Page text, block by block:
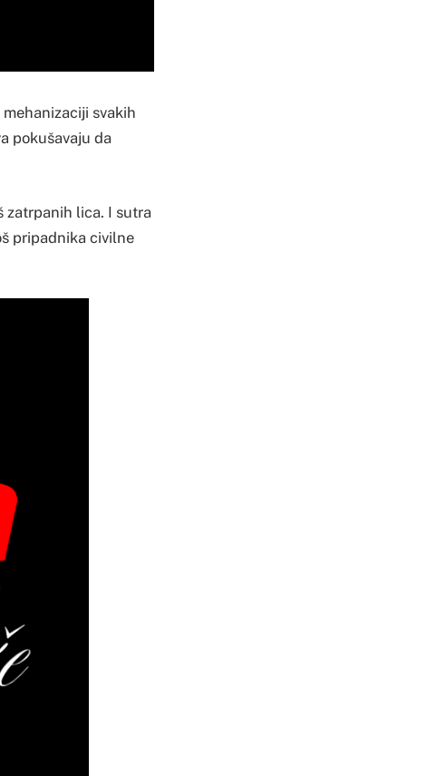
svakih
pokušavaju da
zatrpanih lica. I sutra
pripadnika civilne